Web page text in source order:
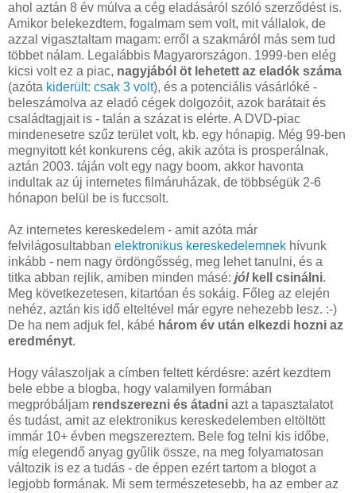
ahol aztán 8 év múlva a cég eladásáról szóló szerződést is.
Amikor belekezdtem, fogalmam sem volt, mit vállalok, de
azzal vigasztaltam magam: erről a szakmáról más sem tud
többet nálam. Legalábbis Magyarországon. 1999-ben elég
kicsi volt ez a piac, nagyjából öt lehetett az eladók száma
(azóta kiderült: csak 3 volt), és a potenciális vásárlóké -
beleszámolva az eladó cégek dolgozóit, azok barátait és
családtagjait is - talán a százat is elérte. A DVD-piac
mindenesetre szűz terület volt, kb. egy hónapig. Még 99-ben
megnyitott két konkurens cég, akik azóta is prosperálnak,
aztán 2003. táján volt egy nagy boom, akkor havonta
indultak az új internetes filmáruházak, de többségük 2-6
hónapon belül be is fuccsolt.
Az internetes kereskedelem - amit azóta már
felvilágosultabban elektronikus kereskedelemnek hívunk
inkább - nem nagy ördöngősség, meg lehet tanulni, és a
titka abban rejlik, amiben minden másé: jólkell csinálni.
Meg következetesen, kitartóan és sokáig. Főleg az elején
nehéz, aztán kis idő elteltével már egyre nehezebb lesz. :-)
De ha nem adjuk fel, kábé három év után elkezdi hozni az
eredményt.
Hogy válaszoljak a címben feltett kérdésre: azért kezdtem
bele ebbe a blogba, hogy valamilyen formában
megpróbáljam rendszerezni és átadni azt a tapasztalatot
és tudást, amit az elektronikus kereskedelemben eltöltött
immár 10+ évben megszereztem. Bele fog telni kis időbe,
míg elegendő anyag gyűlik össze, na meg folyamatosan
változik is ez a tudás - de éppen ezért tartom a blogot a
legjobb formának. Mi sem természetesebb, ha az ember az